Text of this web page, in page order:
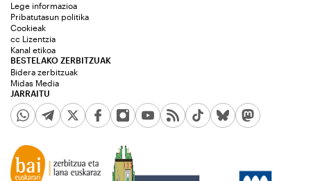
JARRAITU
Lege informazioa
Pribatutasun politika
Cookieak
cc Lizentzia
Kanal etikoa
BESTELAKO ZERBITZUAK
Bidera zerbitzuak
Midas Media